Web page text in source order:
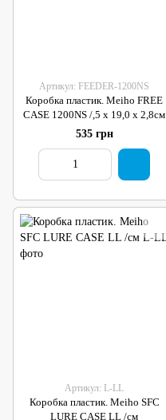
Артикул: FEEDER-1200NS
Коробка пластик. Meiho FREE
CASE 1200NS /,5 x 19,0 x 2,8см
535 грн
Артикул: L-LL
Коробка пластик. Meiho SFC
LURE CASE LL /см